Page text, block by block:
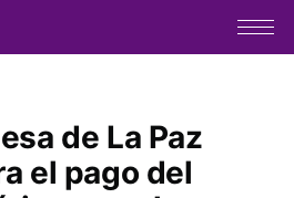
de La Paz
el pago del